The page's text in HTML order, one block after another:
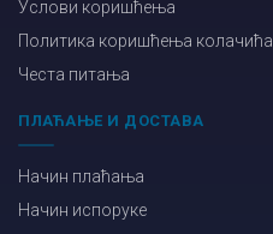
Услови коришћења
Политика коришћења колачића
Честа питања
ПЛАЋАЊЕ И ДОСТАВА
Начин плаћања
Начин испоруке